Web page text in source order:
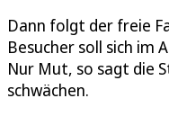
Dann folgt der freie
Besucher soll sich im
Nur Mut, so sagt die
schwächen.